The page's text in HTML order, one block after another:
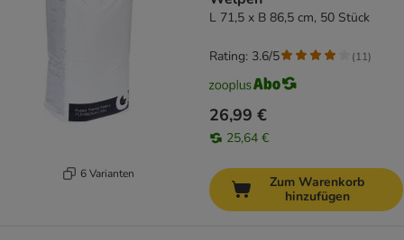
6 Varianten
L 71,5 x B 86,5 cm, 50 Stück
26,99 €
25,64 €
Rating: 3.6/5 (11)
Zum Warenkorb
hinzufügen